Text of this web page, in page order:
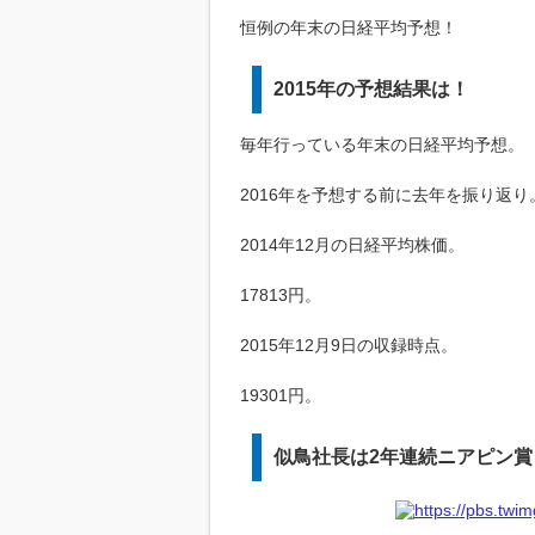
恒例の年末の日経平均予想！
2015年の予想結果は！
毎年行っている年末の日経平均予想。
2016年を予想する前に去年を振り返り
2014年12月の日経平均株価。
17813円。
2015年12月9日の収録時点。
19301円。
似鳥社長は2年連続ニアピン賞